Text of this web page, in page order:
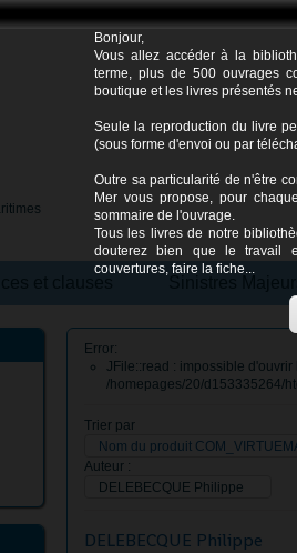
Bonjour,
Vous allez accéder à la
terme, plus de 500 ouvrages
boutique et les livres présentés
Seule la reproduction du livre
(sous forme d'envoi ou par
Outre sa particularité de n'être
Mer vous propose, pour
sommaire de l'ouvrage.
Tous les livres de notre
douterez bien que le travail
couvertures, faire la fiche...
Error:
JFile::read : impossible d'ouvrir
/homepages/20/d153335264/
Trier par
Nom du produit
Auteur :
DELEBECQUE Philippe
DELEBECQUE Philippe